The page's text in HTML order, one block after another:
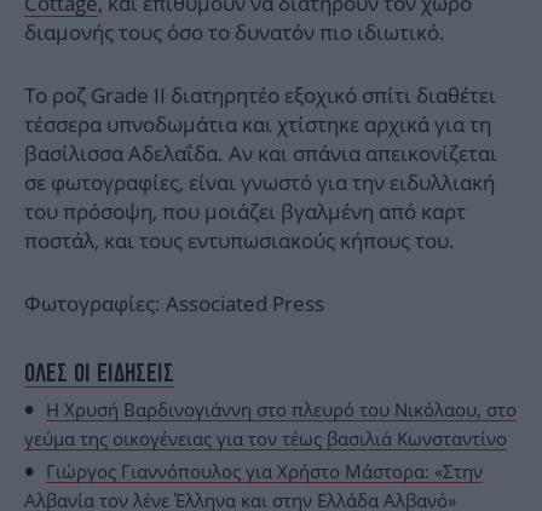
διαμονής τους όσο το δυνατόν πιο ιδιωτικό.
Το ροζ Grade II διατηρητέο εξοχικό σπίτι διαθέτει
τέσσερα υπνοδωμάτια και χτίστηκε αρχικά για τη
βασίλισσα Αδελαΐδα. Αν και σπάνια απεικονίζεται
σε φωτογραφίες, είναι γνωστό για την ειδυλλιακή
του πρόσοψη, που μοιάζει βγαλμένη από καρτ
ποστάλ, και τους εντυπωσιακούς κήπους του.
Φωτογραφίες: Associated Press
ΟΛΕΣ ΟΙ ΕΙΔΗΣΕΙΣ
Η Χρυσή Βαρδινογιάννη στο πλευρό του Νικόλαου, στο
γεύμα της οικογένειας για τον τέως βασιλιά Κωνσταντίνο
Γιώργος Γιαννόπουλος για Χρήστο Μάστορα: «Στην
Αλβανία τον λένε Έλληνα και στην Ελλάδα Αλβανό»